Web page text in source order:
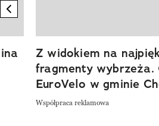
previous element
Z widokiem na
fragmenty wybrzeża.
EuroVelo w gminie
Współpraca reklamowa